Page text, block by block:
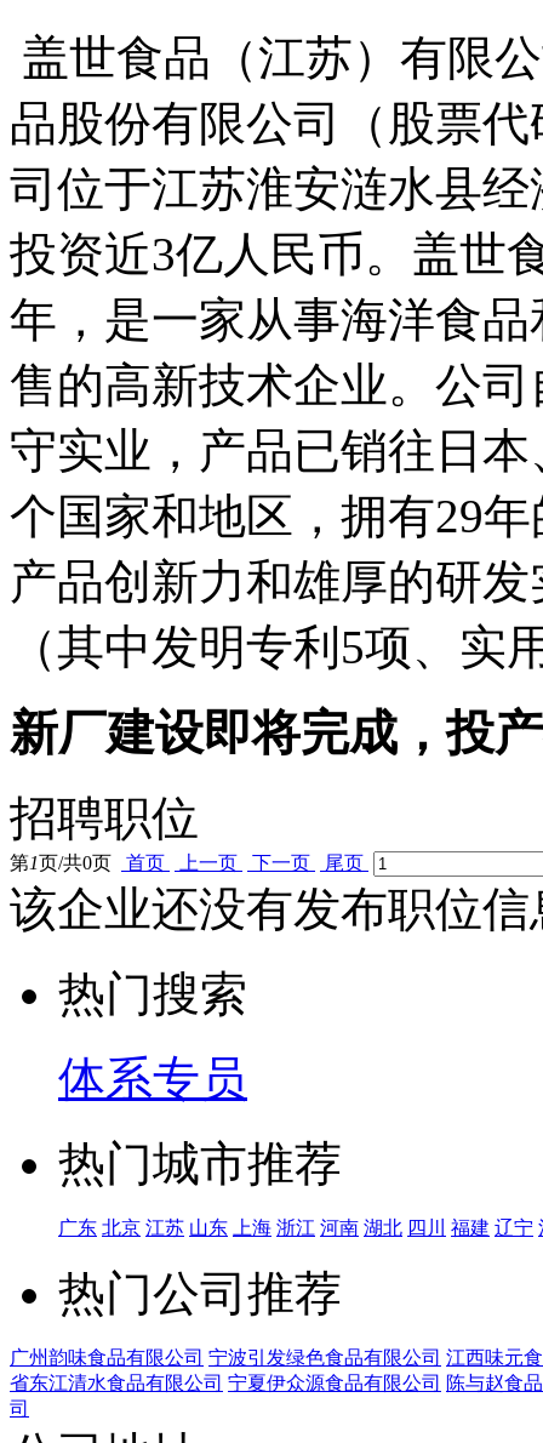
盖世食品（江苏）有限
品股份有限公司（股票
司位于江苏淮安涟水县
投资近3亿人民币。盖世
年，是一家从事海洋食
售的高新技术企业。公
守实业，产品已销往日
个国家和地区，拥有29
产品创新力和雄厚的研
（其中发明专利5项、实
新厂建设即将完成，投
招聘职位
第1页/共0页 首页 上一页 下一页 尾页
该企业还没有发布职位信
热门搜索
体系专员
热门城市推荐
广东 北京 江苏 山东 上海 浙江 河南 湖北 四川 福建 辽宁
热门公司推荐
广州韵味食品有限公司 宁波引发绿色食品有限公司 江西味元
省东江清水食品有限公司 宁夏伊众源食品有限公司 陈与赵食
司